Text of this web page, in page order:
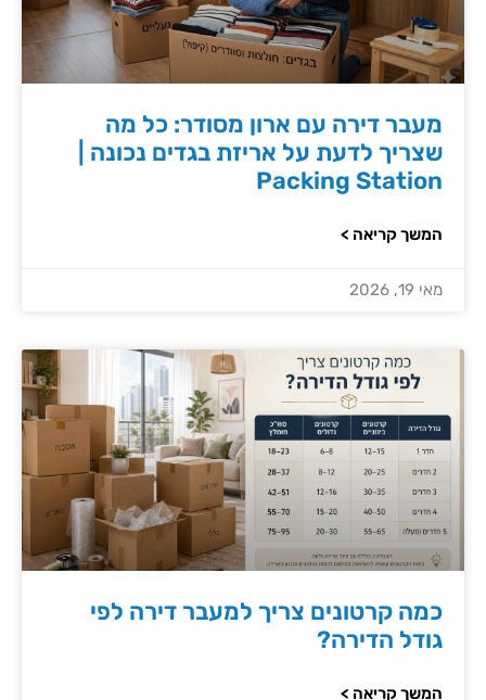
מעבר דירה עם ארון מסודר: כל מה
שצריך לדעת על אריזת בגדים נכונה |
Packing Station
המשך קריאה >
מאי 19, 2026
כמה קרטונים צריך למעבר דירה לפי
גודל הדירה?
המשך קריאה >